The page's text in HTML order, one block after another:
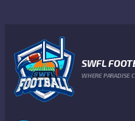
SWFL
WHERE PARADISE